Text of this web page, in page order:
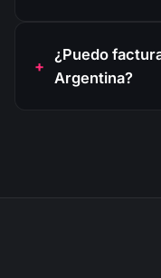
¿Puedo
Argentina?